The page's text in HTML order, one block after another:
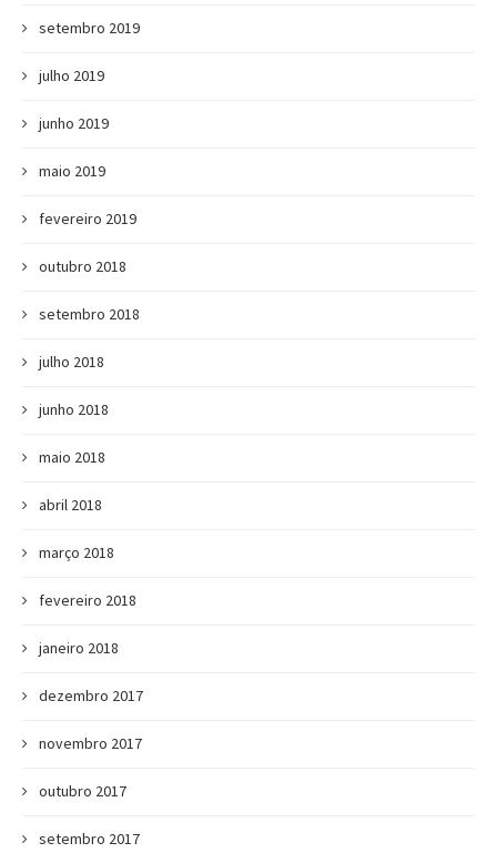
setembro 2019
julho 2019
junho 2019
maio 2019
fevereiro 2019
outubro 2018
setembro 2018
julho 2018
junho 2018
maio 2018
abril 2018
março 2018
fevereiro 2018
janeiro 2018
dezembro 2017
novembro 2017
outubro 2017
setembro 2017